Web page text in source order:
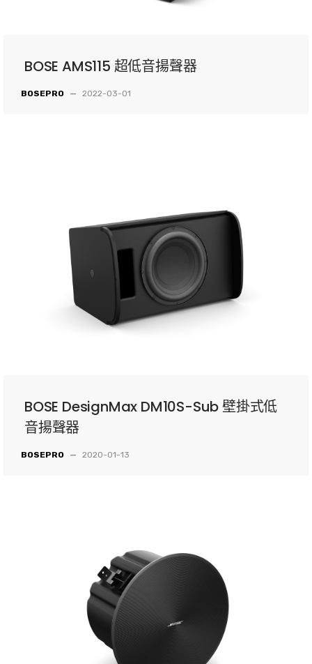
BOSE AMS115 超低音揚聲器
BOSEPRO — 2022-03-01
BOSE DesignMax DM10S-Sub 壁掛式低
音揚聲器
BOSEPRO — 2020-01-13